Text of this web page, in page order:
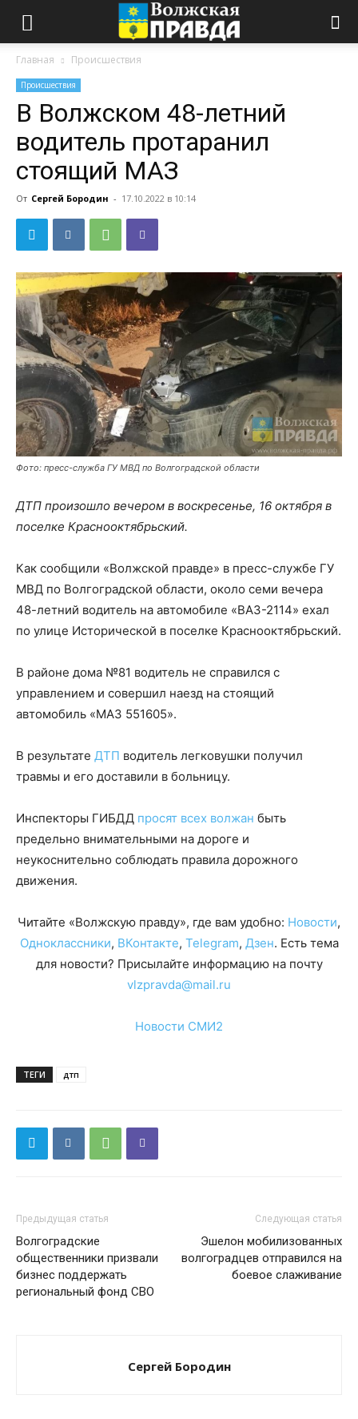
Главная Происшествия
Происшествия
В Волжском 48-летний
водитель протаранил
стоящий МАЗ
От Сергей Бородин - 17.10.2022 в 10:14
Фото: пресс-служба ГУ МВД по Волгоградской области
ДТП произошло вечером в воскресенье, 16 октября в
поселке Краснооктябрьский.
Как сообщили «Волжской правде» в пресс-службе ГУ
МВД по Волгоградской области, около семи вечера
48-летний водитель на автомобиле «ВАЗ-2114» ехал
по улице Исторической в поселке Краснооктябрьский.
В районе дома №81 водитель не справился с
управлением и совершил наезд на стоящий
автомобиль «МАЗ 551605».
В результате ДТП водитель легковушки получил
травмы и его доставили в больницу.
Инспекторы ГИБДД просят всех волжан быть
предельно внимательными на дороге и
неукоснительно соблюдать правила дорожного
движения.
Читайте «Волжскую правду», где вам удобно: Новости,
Одноклассники, ВКонтакте, Telegram, Дзен. Есть тема
для новости? Присылайте информацию на почту
vlzpravda@mail.ru
Новости СМИ2
ТЕГИ дтп
Предыдущая статья
Волгоградские
общественники призвали
бизнес поддержать
региональный фонд СВО
Следующая статья
Эшелон мобилизованных
волгоградцев отправился на
боевое слаживание
Сергей Бородин